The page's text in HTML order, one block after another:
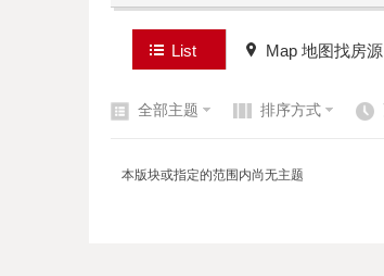
List Map 地图找房源
全部主题 排序方式
本版块或指定的范围内尚无主题